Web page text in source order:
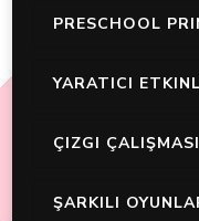
PRESCHOOL
YARATICI
ÇIZGI ÇALIŞMASI
ŞARKILI